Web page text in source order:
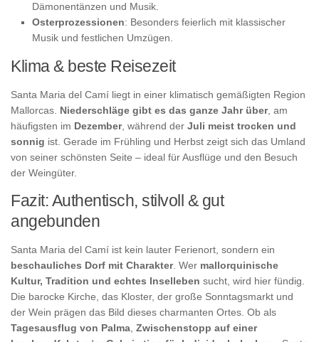
Dämonentänzen und Musik.
Osterprozessionen: Besonders feierlich mit klassischer
Musik und festlichen Umzügen.
Klima & beste Reisezeit
Santa Maria del Camí liegt in einer klimatisch gemäßigten Region
Mallorcas. Niederschläge gibt es das ganze Jahr über, am
häufigsten im Dezember, während der Juli meist trocken und
sonnig ist. Gerade im Frühling und Herbst zeigt sich das Umland
von seiner schönsten Seite – ideal für Ausflüge und den Besuch
der Weingüter.
Fazit: Authentisch, stilvoll & gut
angebunden
Santa Maria del Camí ist kein lauter Ferienort, sondern ein
beschauliches Dorf mit Charakter. Wer mallorquinische
Kultur, Tradition und echtes Inselleben sucht, wird hier fündig.
Die barocke Kirche, das Kloster, der große Sonntagsmarkt und
der Wein prägen das Bild dieses charmanten Ortes. Ob als
Tagesausflug von Palma, Zwischenstopp auf einer